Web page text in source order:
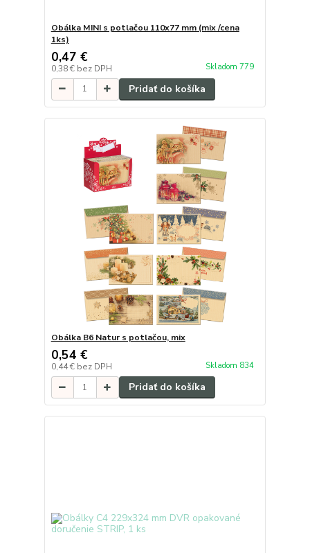
Obálka MINI s potlačou 110x77 mm (mix /cena
1ks)
0,47 €
0,38 € bez DPH Skladom 779
Pridať do košíka
Obálka B6 Natur s potlačou, mix
0,54 €
0,44 € bez DPH Skladom 834
Pridať do košíka